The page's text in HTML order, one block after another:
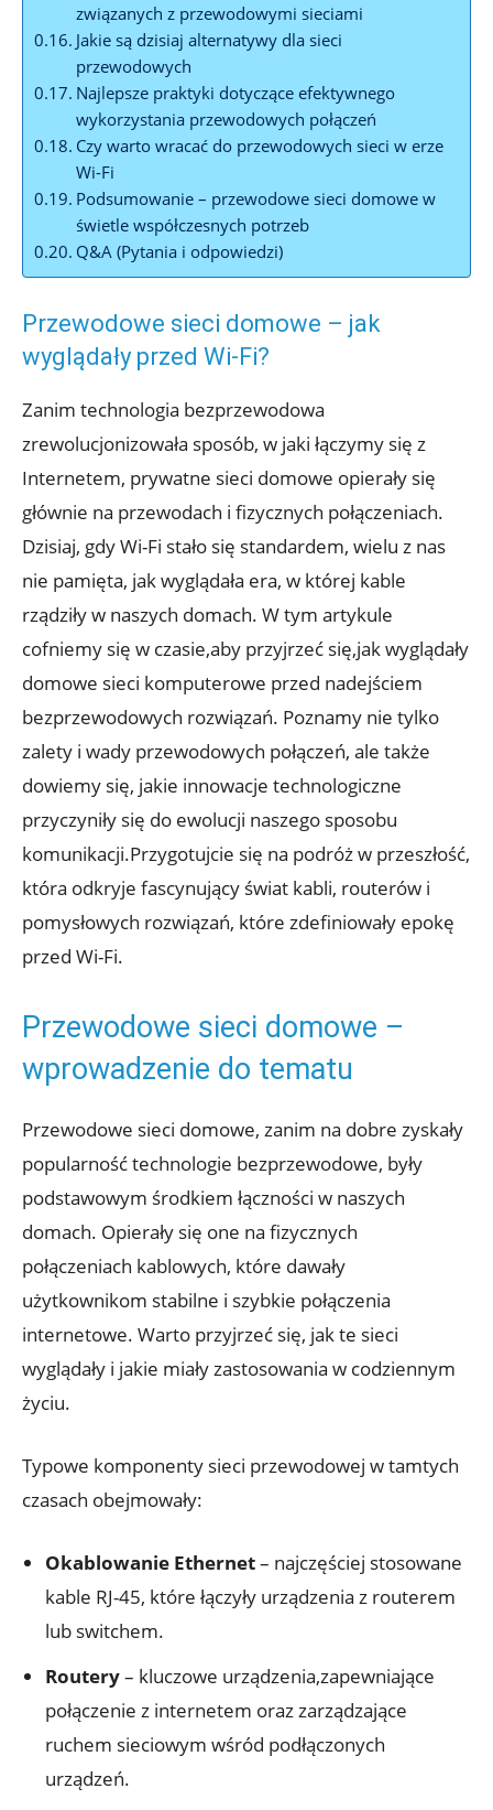
związanych z przewodowymi sieciami
Jakie są dzisiaj alternatywy dla sieci
przewodowych
Najlepsze praktyki dotyczące efektywnego
wykorzystania przewodowych połączeń
Czy warto wracać do przewodowych sieci w erze
Wi-Fi
Podsumowanie – przewodowe sieci domowe w
świetle współczesnych potrzeb
Q&A (Pytania i odpowiedzi)
Przewodowe sieci domowe – jak
wyglądały przed Wi-Fi?
Zanim technologia bezprzewodowa
zrewolucjonizowała sposób, w jaki łączymy się z
Internetem, prywatne sieci domowe opierały się
głównie na przewodach i fizycznych połączeniach.
Dzisiaj, gdy Wi-Fi stało się standardem, wielu z nas
nie pamięta, jak wyglądała era, w której kable
rządziły w naszych domach. W tym artykule
cofniemy się w czasie,aby przyjrzeć się,jak wyglądały
domowe sieci komputerowe przed nadejściem
bezprzewodowych rozwiązań. Poznamy nie tylko
zalety i wady przewodowych połączeń, ale także
dowiemy się, jakie innowacje technologiczne
przyczyniły się do ewolucji naszego sposobu
komunikacji.Przygotujcie się na podróż w przeszłość,
która odkryje fascynujący świat kabli, routerów i
pomysłowych rozwiązań, które zdefiniowały epokę
przed Wi-Fi.
Przewodowe sieci domowe –
wprowadzenie do tematu
Przewodowe sieci domowe, zanim na dobre zyskały
popularność technologie bezprzewodowe, były
podstawowym środkiem łączności w naszych
domach. Opierały się one na fizycznych
połączeniach kablowych, które dawały
użytkownikom stabilne i szybkie połączenia
internetowe. Warto przyjrzeć się, jak te sieci
wyglądały i jakie miały zastosowania w codziennym
życiu.
Typowe komponenty sieci przewodowej w tamtych
czasach obejmowały:
Okablowanie Ethernet– najczęściej stosowane
kable RJ-45, które łączyły urządzenia z routerem
lub switchem.
Routery– kluczowe urządzenia,zapewniające
połączenie z internetem oraz zarządzające
ruchem sieciowym wśród podłączonych
urządzeń.